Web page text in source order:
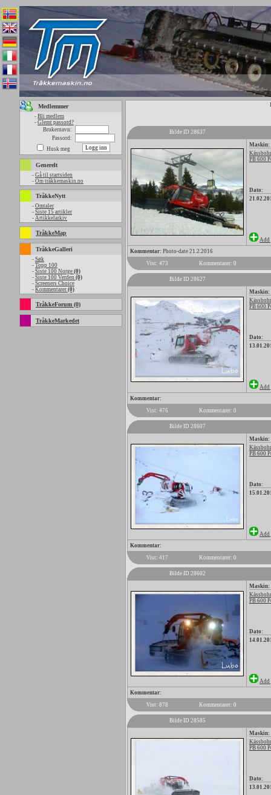
Medlemmer
- Bli medlem
- Glemt passord?
Brukernavn:
Passord:
Husk meg
Generelt
- Gå til startsiden
- Om tråkkemaskin.no
TråkkeNytt
- Omtaler
- Siste 15 artikler
- Artikkelarkiv
TråkkeMap
TråkkeGalleri
- Søk
- Topp 100
- Siste 100 Norge (0)
- Siste 100 Verden (0)
- Screeners Choice
- Kommentarer (0)
TråkkeForum (0)
TråkkeMarkedet
Bilde ID 28637
Maskin:
PB 600
Dato:
Add
Kommentar: Photo-date 21.2.2016
Vist: 473
Kommentarer: 0
Bilde ID 28627
Maskin:
PB 600
Dato:
Add
Kommentar:
Vist: 476
Kommentarer: 0
Bilde ID 28607
Maskin:
PB 600
Dato:
Add
Kommentar:
Vist: 417
Kommentarer: 0
Bilde ID 28602
Maskin:
PB 600
Dato:
Add
Kommentar:
Vist: 878
Kommentarer: 0
Bilde ID 28585
Maskin:
PB 600
Dato: